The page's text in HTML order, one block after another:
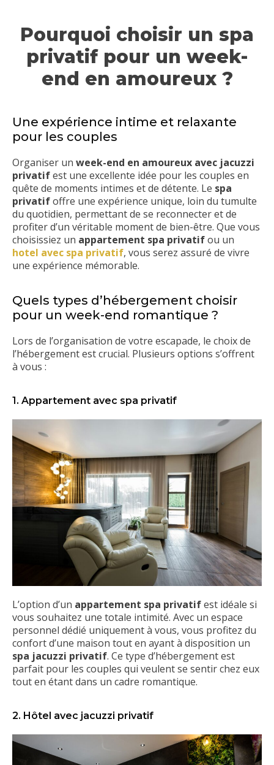
Pourquoi choisir un spa
privatif pour un week-
end en amoureux ?
Une expérience intime et relaxante
pour les couples
Organiser un week-end en amoureux avec jacuzzi
privatifest une excellente idée pour les couples en
quête de moments intimes et de détente. Le spa
privatifoffre une expérience unique, loin du tumulte
du quotidien, permettant de se reconnecter et de
profiter d’un véritable moment de bien-être. Que vous
choisissiez un appartement spa privatifou un
hotel avec spa privatif, vous serez assuré de vivre
une expérience mémorable.
Quels types d’hébergement choisir
pour un week-end romantique ?
Lors de l’organisation de votre escapade, le choix de
l’hébergement est crucial. Plusieurs options s’offrent
à vous :
1. Appartement avec spa privatif
L’option d’un appartement spa privatifest idéale si
vous souhaitez une totale intimité. Avec un espace
personnel dédié uniquement à vous, vous profitez du
confort d’une maison tout en ayant à disposition un
spa jacuzzi privatif. Ce type d’hébergement est
parfait pour les couples qui veulent se sentir chez eux
tout en étant dans un cadre romantique.
2. Hôtel avec jacuzzi privatif